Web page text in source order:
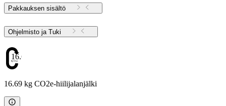
Pakkauksen sisältö
Ohjelmisto ja Tuki
16.69
16.69 kg CO2e-hiilijalanjälki